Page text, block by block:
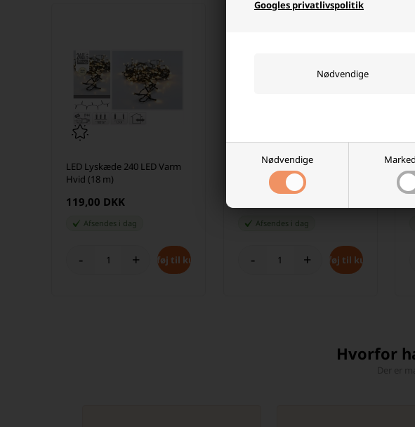
Googles privatlivspolitik
Nødvendige
LED Lyskæde 240 LED Varm
Hvid (18 m)
119,00 DKK
Afsendes i dag
- +
LED Lyskæde 720 LED Varm
Hvid (54 m)
Afsendes i dag
- +
Hvorfor